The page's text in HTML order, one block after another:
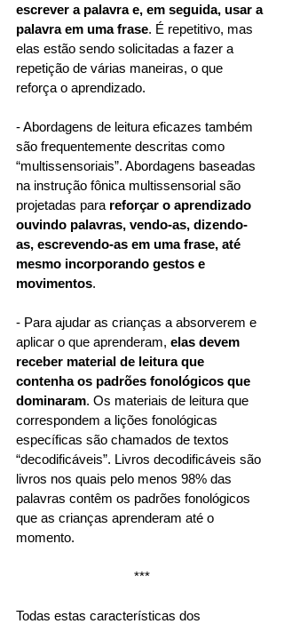
escrever a palavra e, em seguida, usar a
palavra em uma frase. É repetitivo, mas
elas estão sendo solicitadas a fazer a
repetição de várias maneiras, o que
reforça o aprendizado.
- Abordagens de leitura eficazes também
são frequentemente descritas como
“multissensoriais”. Abordagens baseadas
na instrução fônica multissensorial são
projetadas para reforçar o aprendizado
ouvindo palavras, vendo-as, dizendo-
as, escrevendo-as em uma frase, até
mesmo incorporando gestos e
movimentos.
- Para ajudar as crianças a absorverem e
aplicar o que aprenderam, elas devem
receber material de leitura que
contenha os padrões fonológicos que
dominaram. Os materiais de leitura que
correspondem a lições fonológicas
específicas são chamados de textos
“decodificáveis”. Livros decodificáveis são
livros nos quais pelo menos 98% das
palavras contêm os padrões fonológicos
que as crianças aprenderam até o
momento.
***
Todas estas características dos